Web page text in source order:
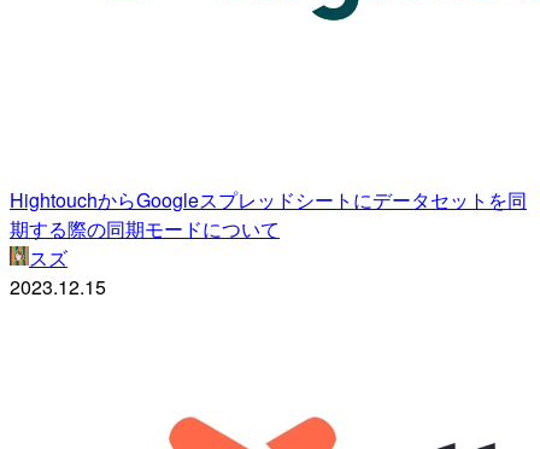
HightouchからGoogleスプレッドシートにデータセットを同
期する際の同期モードについて
スズ
2023.12.15